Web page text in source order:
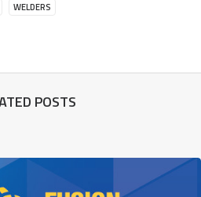
WELDERS
POSTS